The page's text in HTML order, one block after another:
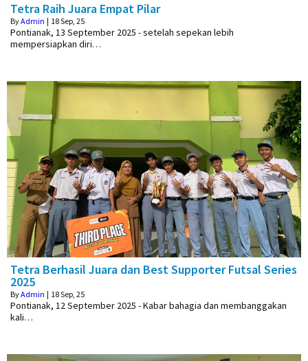
Tetra Raih Juara Empat Pilar
ByAdmin | 18Sep, 25
Pontianak, 13 September 2025 - setelah sepekan lebih
mempersiapkan diri…
Tetra Berhasil Juara dan Best Supporter Futsal Series
2025
ByAdmin | 18Sep, 25
Pontianak, 12 September 2025 - Kabar bahagia dan membanggakan
kali…